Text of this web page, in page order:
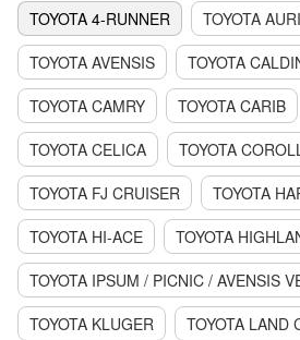
TOYOTA 4-RUNNER
TOYOTA
TOYOTA AVENSIS
TOYOTA
TOYOTA CAMRY
TOYOTA CARIB
TOYOTA CELICA
TOYOTA
TOYOTA FJ CRUISER
TOYOTA
TOYOTA HI-ACE
TOYOTA
TOYOTA IPSUM / PICNIC / AVENSIS
TOYOTA KLUGER
TOYOTA LAND